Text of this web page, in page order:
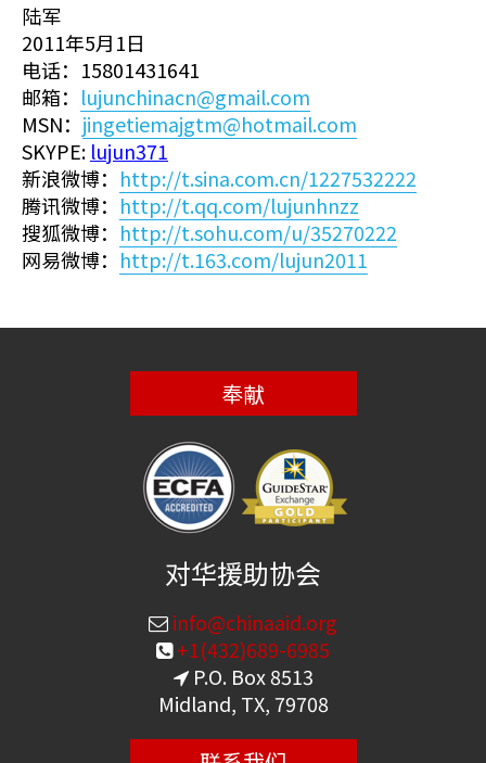
陆军
2011年5月1日
电话：15801431641
邮箱： lujunchinacn@gmail.com
MSN： jingetiemajgtm@hotmail.com
SKYPE: lujun371
新浪微博： http://t.sina.com.cn/1227532222
腾讯微博： http://t.qq.com/lujunhnzz
搜狐微博： http://t.sohu.com/u/35270222
网易微博： http://t.163.com/lujun2011
奉献
对华援助协会
info@chinaaid.org
+1(432)689-6985
P.O. Box 8513
Midland, TX, 79708